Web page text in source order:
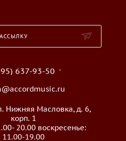
637-93-50
Нижняя Масловка, д. 6,
корп. 1
20.00 воскресенье:
11.00-19.00